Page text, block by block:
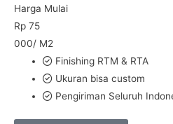
Harga Mulai
Rp 75
000/ M2
Finishing RTM & RTA
Ukuran bisa custom
Pengiriman Seluruh